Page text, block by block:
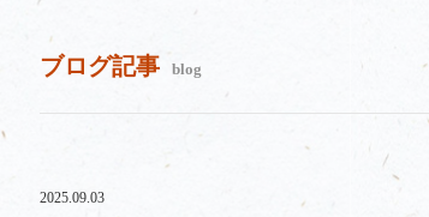
ブログ記事 blog
2025.09.03